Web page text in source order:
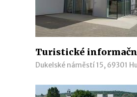
Turistické
Dukelské náměstí 15, 69301